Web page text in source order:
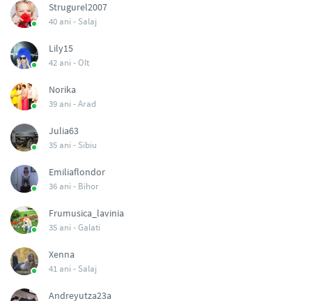
Strugurel2007
40 ani - Salaj
Lily15
42 ani -Olt
Norika
39 ani -Arad
Julia63
35 ani - Sibiu
Emiliaflondor
36 ani - Bihor
Frumusica_lavinia
35 ani -Galati
Xenna
41 ani - Salaj
Andreyutza23a